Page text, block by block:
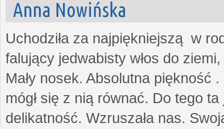
Anna Nowińska
Uchodziła za najpiękniejszą w
falujący jedwabisty włos do
Mały nosek. Absolutna piękność
mógł się z nią równać. Do tego
delikatność. Wzruszała nas.